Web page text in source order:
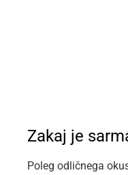
Zakaj je
Poleg odličnega